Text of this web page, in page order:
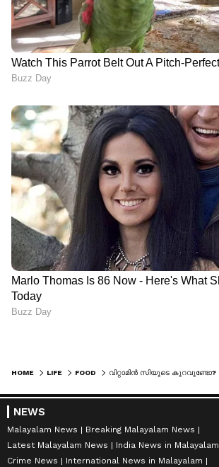
HOME LIFE FOOD
NEWS
Malayalam News
Breaking Malayalam News
Latest Malayalam News
India News in Malayalam
Crime News
International News in Malayalam